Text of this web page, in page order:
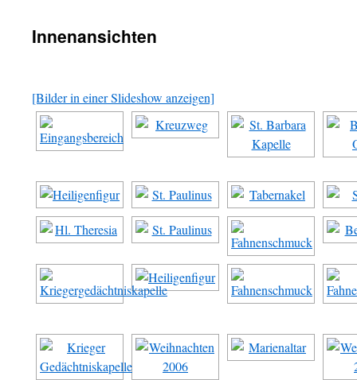
Innenansichten
[Bilder in einer Slideshow anzeigen]